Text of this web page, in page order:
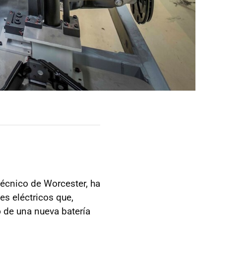
de Worcester, ha
eléctricos que,
una nueva batería